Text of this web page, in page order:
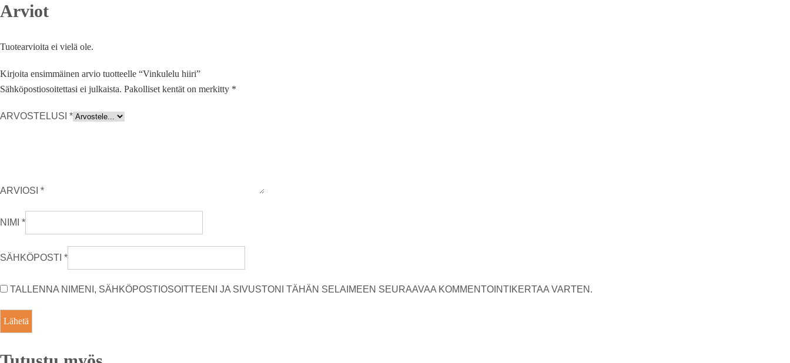
Arviot
Tuotearvioita ei vielä ole.
Kirjoita ensimmäinen arvio tuotteelle “Vinkulelu hiiri”
Sähköpostiosoitettasi ei julkaista. Pakolliset kentät on merkitty *
ARVOSTELUSI *
ARVIOSI *
NIMI *
SÄHKÖPOSTI *
TALLENNA NIMENI, SÄHKÖPOSTIOSOITTEENI JA SIVUSTONI TÄHÄN SELAIMEEN SEURAAVAA KOMMENTOINTIKERTAA VARTEN.